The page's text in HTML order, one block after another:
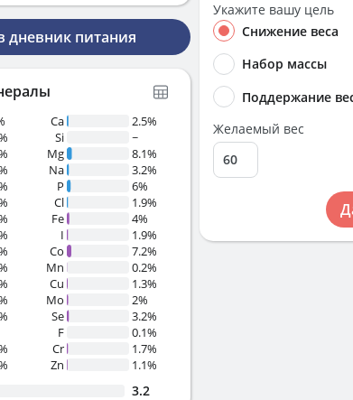
дневник питания
Ca
2.5%
Si
~
Mg
8.1%
Na
3.2%
P
6%
Cl
1.9%
Fe
4%
I
1.9%
Co
7.2%
Mn
0.2%
Cu
1.3%
Mo
2%
Se
3.2%
F
0.1%
Cr
1.7%
Zn
1.1%
3.2
Укажите вашу цель
Снижение веса
Набор массы
Поддержание
Желаемый вес